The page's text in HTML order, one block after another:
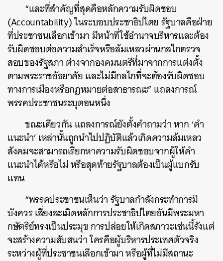
“และที่สำคัญที่สุดคือหลักความรับผิดชอบ
(Accountability)ในระบอบประชาธิปไตย รัฐบาลคือฝ่าย
ที่ประชาชนเลือกเข้ามา มีหน้าที่ใช้อำนาจบริหารและต้อง
รับผิดชอบต่อความสำเร็จหรือล้มเหลวผ่านกลไกตรวจ
สอบของรัฐสภา ต่างจากองคมนตรีที่มาจากการแต่งตั้ง
ตามพระราชอัธยาศัย และไม่มีกลไกที่จะต้องรับผิดชอบ
ทางการเมืองหรือกฎหมายต่อสาธารณะ” แถลงการณ์
พรรคประชาชนระบุตอนหนึ่ง
ขณะเดียวกัน แถลงการณ์ยังตั้งคำถามว่า หาก‘คำ
แนะนำ’เหล่านั้นถูกนำไปปฏิบัติแล้วเกิดความล้มเหลว
สังคมจะสามารถเรียกหาความรับผิดชอบจากผู้ให้คำ
แนะนำได้หรือไม่หรือสุดท้ายรัฐบาลต้องเป็นผู้แบกรับ
แทน
“พรรคประชาชนเห็นว่า รัฐบาลกำลังกระทำการมิ
บังควร เสี่ยงละเมิดหลักการประชาธิปไตยอันมีพระมหา
กษัตริย์ทรงเป็นประมุข การปล่อยให้เกิดสภาวะเช่นนี้รังแต่
จะสร้างความสับสนว่า ใครคือผู้บริหารประเทศตัวจริง
ระหว่างผู้ที่ประชาชนเลือกเข้ามา หรือผู้ที่ไม่มีสถานะ